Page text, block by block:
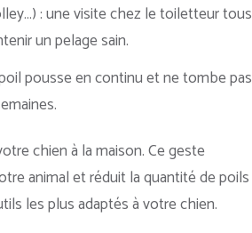
: une visite chez le toiletteur tous
un pelage sain.
pousse en continu et ne tombe pas
chien à la maison. Ce geste
animal et réduit la quantité de poils
les plus adaptés à votre chien.